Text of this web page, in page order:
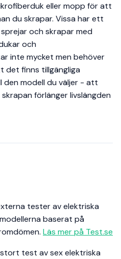
eller mopp för att
du skrapar. Vissa har ett
och skrapar med
och
inte mycket men behöver
det finns tillgängliga
den modell du väljer - att
förlänger livslängden
tester av elektriska
baserat på
Läs mer på Test.se
test av sex elektriska